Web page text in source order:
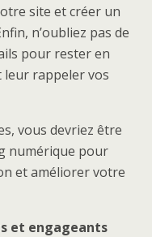
site et créer un
n’oubliez pas de
pour rester en
leur rappeler vos
vous devriez être
numérique pour
et améliorer votre
et engageants